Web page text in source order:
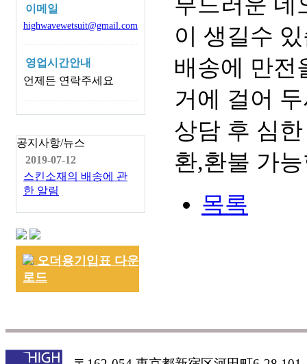
이메일
highwavewetsuit@gmail.com
영업시간안내
언제든 연락주세요
공지사항/뉴스
2019-07-12
스킨소재의 배송에 관
한 알림
오더용기입표 다운
로드
이 생길수
배송에 만전
거에 걸어
상담 후 심
환,환불 가
목록